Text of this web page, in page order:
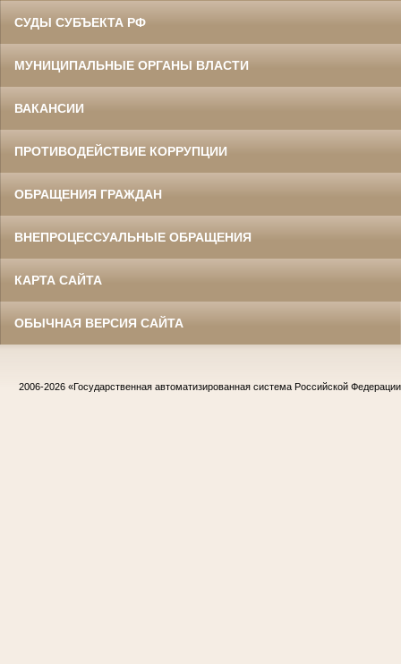
СУДЫ СУБЪЕКТА РФ
МУНИЦИПАЛЬНЫЕ ОРГАНЫ ВЛАСТИ
ВАКАНСИИ
ПРОТИВОДЕЙСТВИЕ КОРРУПЦИИ
ОБРАЩЕНИЯ ГРАЖДАН
ВНЕПРОЦЕССУАЛЬНЫЕ ОБРАЩЕНИЯ
КАРТА САЙТА
ОБЫЧНАЯ ВЕРСИЯ САЙТА
2006-2026 «Государственная автоматизированная система Российской